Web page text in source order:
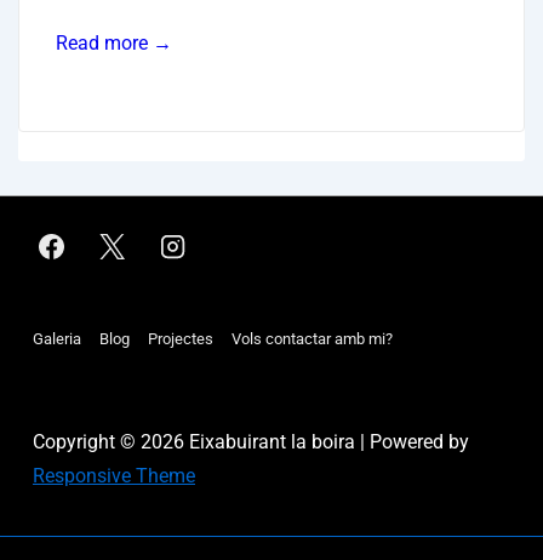
Read more →
Menú
peu
de
pàgina
Galeria Blog Projectes Vols contactar amb mi?
Copyright © 2026 Eixabuirant la boira | Powered by
Responsive Theme